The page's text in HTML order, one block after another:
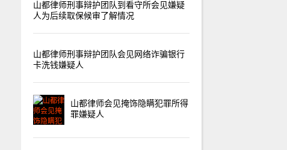
山都律师刑事辩护团队到看守所会见嫌疑
人为后续取保候审了解情况
山都律师刑事辩护团队会见网络诈骗银行
卡洗钱嫌疑人
山都律师会见掩饰隐瞒犯罪所得
罪嫌疑人